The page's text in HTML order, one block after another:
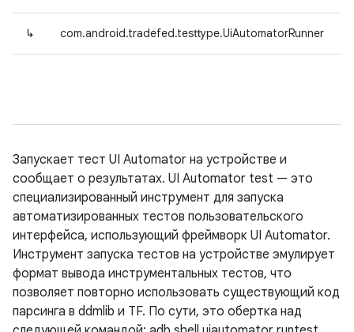
↳ com.android.tradefed.testtype.UiAutomatorRunner
Запускает тест UI Automator на устройстве и
сообщает о результатах. UI Automator test — это
специализированный инструмент для запуска
автоматизированных тестов пользовательского
интерфейса, использующий фреймворк UI Automator.
Инструмент запуска тестов на устройстве эмулирует
формат вывода инструментальных тестов, что
позволяет повторно использовать существующий код
парсинга в ddmlib и TF. По сути, это обертка над